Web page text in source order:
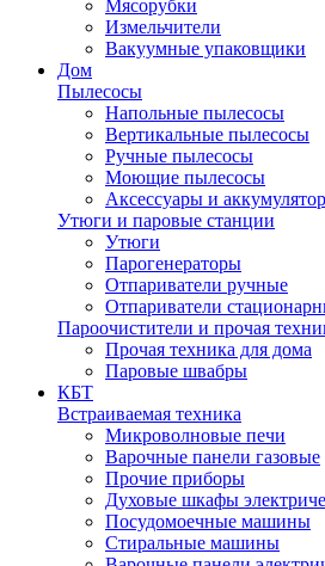
Мясорубки
Измельчители
Вакуумные упаковщики
Дом
Пылесосы
Напольные пылесосы
Вертикальные пылесосы
Ручные пылесосы
Моющие пылесосы
Аксессуары и
Утюги и паровые станции
Утюги
Парогенераторы
Отпариватели ручные
Отпариватели
Пароочистители и прочая
Прочая техника для дома
Паровые швабры
КБТ
Встраиваемая техника
Микроволновые печи
Варочные панели газовые
Прочие приборы
Духовые шкафы
Посудомоечные машины
Стиральные машины